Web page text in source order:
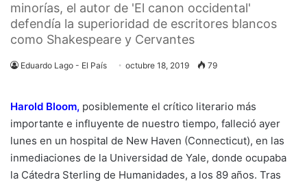
minorías, el autor de 'El canon occidental'
defendía la superioridad de escritores blancos
como Shakespeare y Cervantes
Eduardo Lago - El País octubre 18, 2019 79
Harold Bloom, posiblemente el crítico literario más
importante e influyente de nuestro tiempo, falleció ayer
lunes en un hospital de New Haven (Connecticut), en las
inmediaciones de la Universidad de Yale, donde ocupaba
la Cátedra Sterling de Humanidades, a los 89 años. Tras